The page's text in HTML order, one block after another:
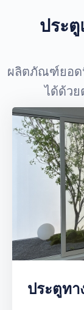
ประ
ผลิตภัณฑ์ยอด
ได้ด้วย
ประตูทา